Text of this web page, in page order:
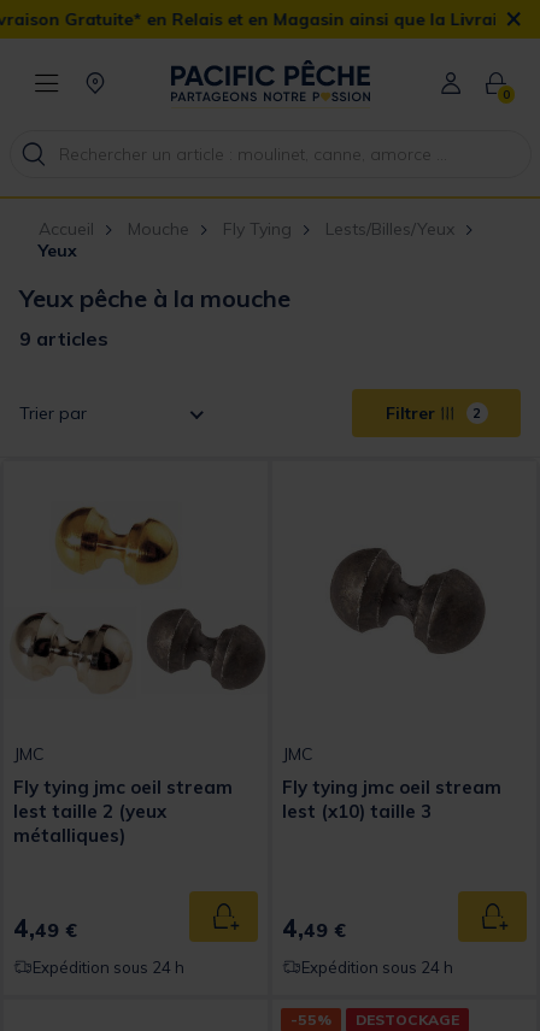
Relais et en Magasin ainsi que la Livraison Domicile offerte
×
0
Accueil Mouche Fly Tying
Lests/Billes/Yeux
Yeux
Yeux pêche à la mouche
9 articles
Trier par Filtrer 2
JMC
Fly tying jmc oeil stream
lest taille 2 (yeux
métalliques)
4,49 € Ajouter au panier
Expédition sous 24 h
JMC
Fly tying jmc oeil stream
lest (x10) taille 3
4,49 €
Expédition sous 24 h
-55% DESTOCKAGE